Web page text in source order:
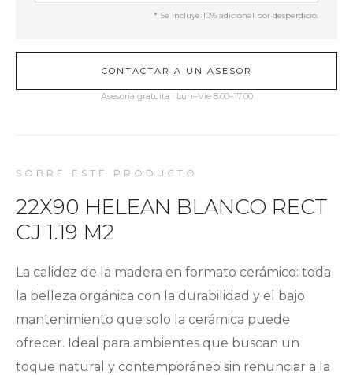
* Se incluye 10% adicional por desperdicio.
CONTACTAR A UN ASESOR
Asesoría gratuita · Lun–Vie 8:00–17:00
SOBRE ESTE PRODUCTO
22X90 HELEAN BLANCO RECT
CJ 1.19 M2
La calidez de la madera en formato cerámico: toda
la belleza orgánica con la durabilidad y el bajo
mantenimiento que solo la cerámica puede
ofrecer. Ideal para ambientes que buscan un
toque natural y contemporáneo sin renunciar a la